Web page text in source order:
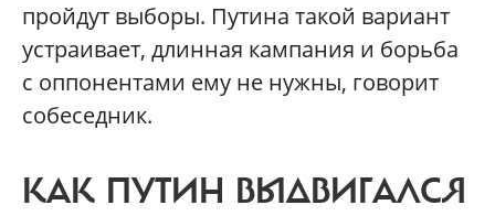
пройдут выборы. Путина такой вариант
устраивает, длинная кампания и борьба
с оппонентами ему не нужны, говорит
собеседник.
КАК ПУТИН ВЫДВИГАЛСЯ